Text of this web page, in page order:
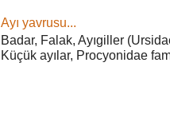
Ayı yavrusu...
Badar, Falak, Ayıgiller
Küçük ayılar, Procyonidae